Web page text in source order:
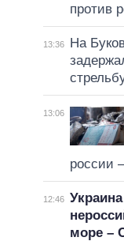
против
13:36
На
13:06
россии
12:46
море –